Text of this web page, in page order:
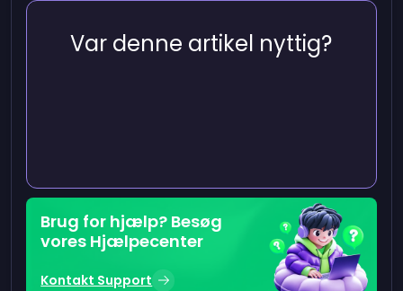
Var denne artikel nyttig?
Brug for hjælp? Besøg
vores Hjælpecenter
Kontakt Support